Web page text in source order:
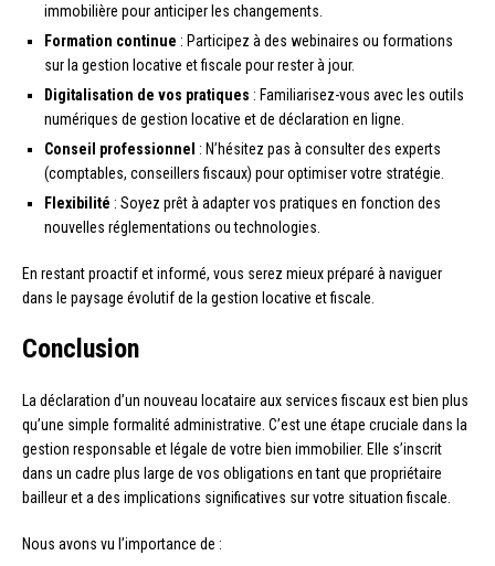
immobilière pour anticiper les changements.
Formation continue : Participez à des webinaires ou formations
sur la gestion locative et fiscale pour rester à jour.
Digitalisation de vos pratiques : Familiarisez-vous avec les outils
numériques de gestion locative et de déclaration en ligne.
Conseil professionnel : N’hésitez pas à consulter des experts
(comptables, conseillers fiscaux) pour optimiser votre stratégie.
Flexibilité : Soyez prêt à adapter vos pratiques en fonction des
nouvelles réglementations ou technologies.
En restant proactif et informé, vous serez mieux préparé à naviguer
dans le paysage évolutif de la gestion locative et fiscale.
Conclusion
La déclaration d’un nouveau locataire aux services fiscaux est bien plus
qu’une simple formalité administrative. C’est une étape cruciale dans la
gestion responsable et légale de votre bien immobilier. Elle s’inscrit
dans un cadre plus large de vos obligations en tant que propriétaire
bailleur et a des implications significatives sur votre situation fiscale.
Nous avons vu l’importance de :